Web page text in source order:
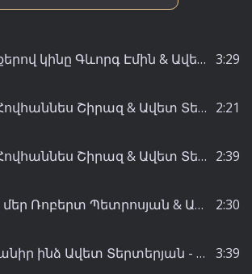
Կանաչ աչքերով կինը Գևորգ Էմին & Ավետ Տերտերյան - Ավետ Տերտերյան 3:29
Հայրենիք Հովհաննես Շիրազ & Ավետ Տերտերյան & Միհրան Երկաթ - Ավետ Տերտերյան 2:21
Հայրենիք Հովհաննես Շիրազ & Ավետ Տերտերյան & Միհրան Երկաթ - Ավետ Տերտերյան 2:39
Հայրենիքը մեր Ռոբերտ Պետրոսյան & Ավետ Տերտերյան - Ռոբերտ Պետրոսյան 2:30
Պատասխանիր ինձ Ավետ Տերտերյան - Բելլա Դարբինյան 3:39